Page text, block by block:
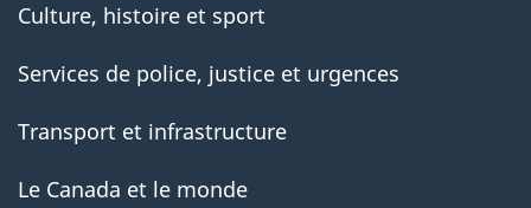
Culture, histoire et sport
Services de police, justice et urgences
Transport et infrastructure
Le Canada et le monde